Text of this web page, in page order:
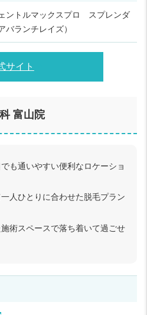
ントルマックスプロ スプレンダ
ランチレイズ）
サイト
富山院
も通いやすい便利なロケーショ
人ひとりに合わせた脱毛プラン
術スペースで落ち着いて過ごせ